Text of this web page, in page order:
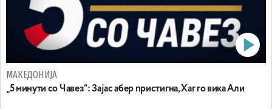
МАКЕДОНИЈА
„5 минути со Чавез“: Зајас абер пристигна, Хаг го вика Али